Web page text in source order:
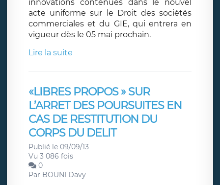
innovations contenues dans le nouvel
acte uniforme sur le Droit des sociétés
commerciales et du GIE, qui entrera en
vigueur dès le 05 mai prochain.
Lire la suite
«LIBRES PROPOS » SUR
L’ARRET DES POURSUITES EN
CAS DE RESTITUTION DU
CORPS DU DELIT
Publié le 09/09/13
Vu 3 086 fois
0
Par BOUNI Davy